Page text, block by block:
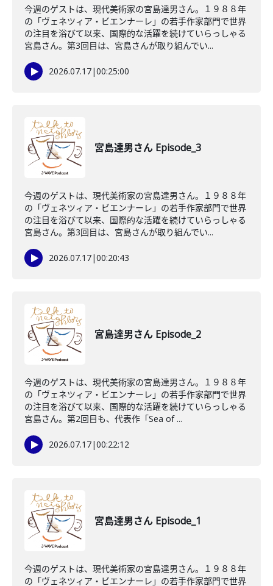
今週のゲストは、現代美術家の宮島達男さん。１９８８年
の「ヴェネツィア・ビエンナーレ」の若手作家部門で世界
の注目を浴びて以来、国際的な活躍を続けていらっしゃる
宮島さん。第3回目は、宮島さんが取り組んでい...
2026.07.17|00:25:00
宮島達男さん Episode_3
今週のゲストは、現代美術家の宮島達男さん。１９８８年
の「ヴェネツィア・ビエンナーレ」の若手作家部門で世界
の注目を浴びて以来、国際的な活躍を続けていらっしゃる
宮島さん。第3回目は、宮島さんが取り組んでい...
2026.07.17|00:20:43
宮島達男さん Episode_2
今週のゲストは、現代美術家の宮島達男さん。１９８８年
の「ヴェネツィア・ビエンナーレ」の若手作家部門で世界
の注目を浴びて以来、国際的な活躍を続けていらっしゃる
宮島さん。第2回目も、代表作「Sea of ...
2026.07.17|00:22:12
宮島達男さん Episode_1
今週のゲストは、現代美術家の宮島達男さん。１９８８年
の「ヴェネツィア・ビエンナーレ」の若手作家部門で世界